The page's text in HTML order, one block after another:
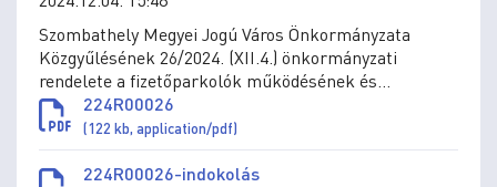
Szombathely Megyei Jogú Város Önkormányzata
Közgyűlésének 26/2024. (XII.4.) önkormányzati
rendelete a fizetőparkolók működésének és
igénybevételének rendjéről szóló 21/2012. (V.10.)
önkormányzati rendelet módosításáról
224R00026
(122 kb, application/pdf)
224R00026-indokolás